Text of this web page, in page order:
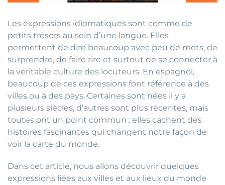
Les expressions idiomatiques sont comme de
petits trésors au sein d’une langue. Elles
permettent de dire beaucoup avec peu de mots, de
surprendre, de faire rire et surtout de se connecter à
la véritable culture des locuteurs. En espagnol,
beaucoup de ces expressions font référence à des
villes ou à des pays. Certaines sont nées il y a
plusieurs siècles, d’autres sont plus récentes, mais
toutes ont un point commun : elles cachent des
histoires fascinantes qui changent notre façon de
voir la carte du monde.
Dans cet article, nous allons découvrir quelques
expressions liées aux villes et aux lieux du monde